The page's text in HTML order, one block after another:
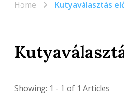
Home Kutyaválasztás
Showing: 1 - 1 of 1 Articles